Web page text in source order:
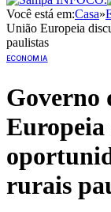
Você está em:Casa»
União Europeia
paulistas
ECONOMIA
Governo
Europeia
rurais